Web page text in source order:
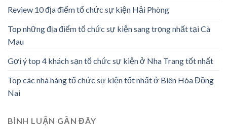
Review 10 địa điểm tổ chức sự kiện Hải Phòng
Top những địa điểm tổ chức sự kiện sang trọng nhất tại Cà
Mau
Gợi ý top 4 khách sạn tổ chức sự kiện ở Nha Trang tốt nhất
Top các nhà hàng tổ chức sự kiện tốt nhất ở Biên Hòa Đồng
Nai
BÌNH LUẬN GẦN ĐÂY